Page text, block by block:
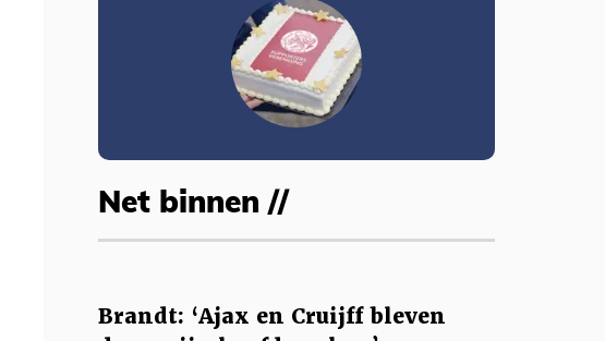
Net binnen //
Brandt: ‘Ajax en Cruijff bleven